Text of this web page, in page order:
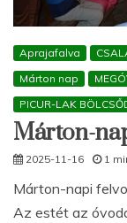
Aprajafalva
Márton nap
PICUR-LAK
Márton-
2025-11-16 1
Márton-napi
Az estét az